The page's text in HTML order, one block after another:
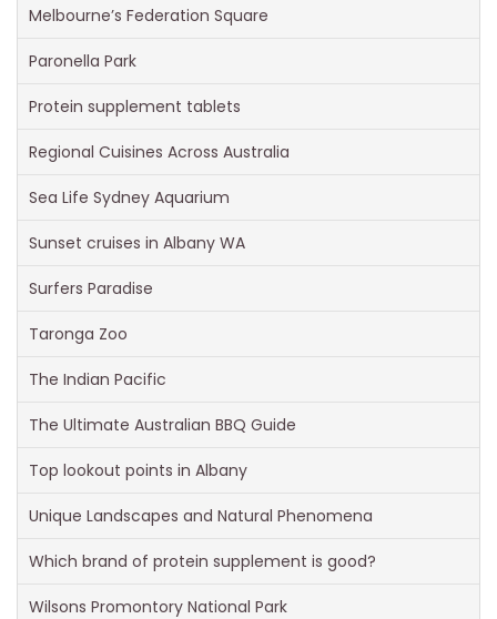
Melbourne’s Federation Square
Paronella Park
Protein supplement tablets
Regional Cuisines Across Australia
Sea Life Sydney Aquarium
Sunset cruises in Albany WA
Surfers Paradise
Taronga Zoo
The Indian Pacific
The Ultimate Australian BBQ Guide
Top lookout points in Albany
Unique Landscapes and Natural Phenomena
Which brand of protein supplement is good?
Wilsons Promontory National Park